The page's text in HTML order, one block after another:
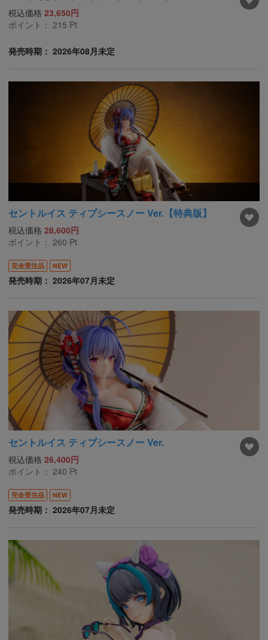
税込価格 23,650円
ポイント： 215 Pt
発売時期： 2026年08月未定
セントルイス ティプシースノー Ver.【特典版】
税込価格 28,600円
ポイント： 260 Pt
完全受注品 NEW
発売時期： 2026年07月未定
セントルイス ティプシースノー Ver.
税込価格 26,400円
ポイント： 240 Pt
完全受注品 NEW
発売時期： 2026年07月未定